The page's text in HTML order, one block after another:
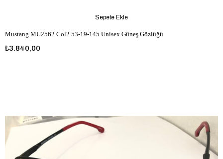
Mustang MU2562 Col2 53-19-145 Unisex Güneş Gözlüğü
₺3.840,00
Sepete Ekle